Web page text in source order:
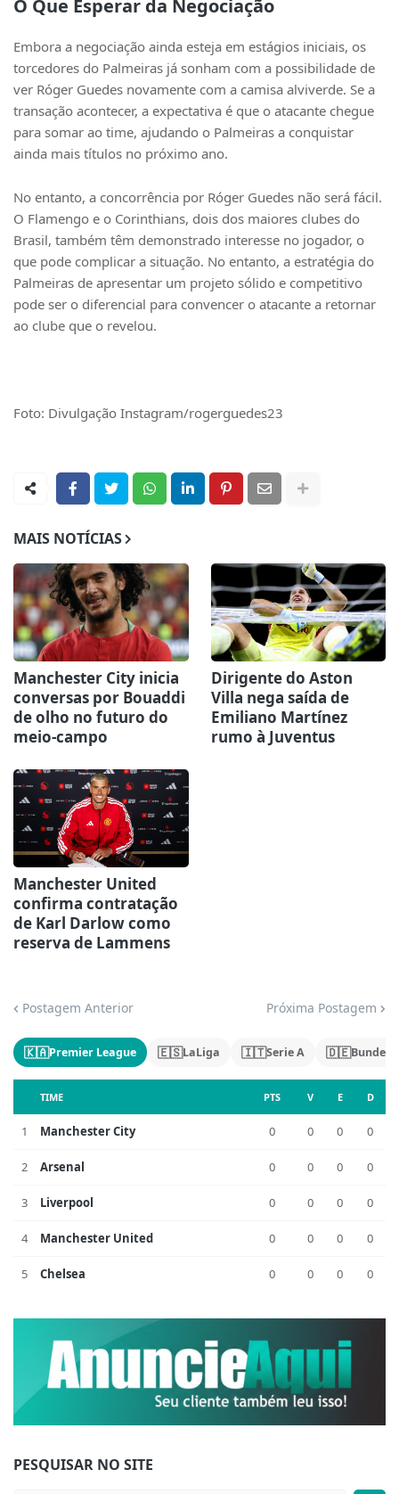
O Que Esperar da Negociação
Embora a negociação ainda esteja em estágios iniciais, os
torcedores do Palmeiras já sonham com a possibilidade de
ver Róger Guedes novamente com a camisa alviverde. Se a
transação acontecer, a expectativa é que o atacante chegue
para somar ao time, ajudando o Palmeiras a conquistar
ainda mais títulos no próximo ano.
No entanto, a concorrência por Róger Guedes não será fácil.
O Flamengo e o Corinthians, dois dos maiores clubes do
Brasil, também têm demonstrado interesse no jogador, o
que pode complicar a situação. No entanto, a estratégia do
Palmeiras de apresentar um projeto sólido e competitivo
pode ser o diferencial para convencer o atacante a retornar
ao clube que o revelou.
Foto: Divulgação Instagram/rogerguedes23
MAIS NOTÍCIAS
Manchester City inicia
conversas por Bouaddi
de olho no futuro do
meio-campo
Dirigente do Aston
Villa nega saída de
Emiliano Martínez
rumo à Juventus
Manchester United
confirma contratação
de Karl Darlow como
reserva de Lammens
Postagem Anterior Próxima Postagem
🇰🇦Premier League 🇪🇸LaLiga 🇮🇹Serie A 🇩🇪
TIME PTS V E D
1 Manchester City 0 0 0 0
2 Arsenal 0 0 0 0
3 Liverpool 0 0 0 0
4 Manchester United 0 0 0 0
5 Chelsea 0 0 0 0
PESQUISAR NO SITE